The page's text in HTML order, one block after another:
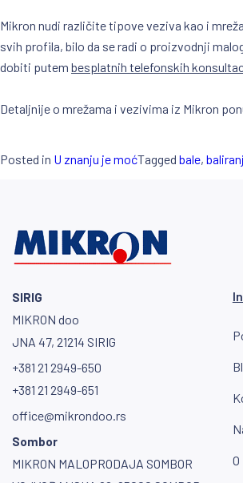
Mikron nudi različite tipove veziva kao i
svih profila, bilo da se radi o proizvodnji
dobiti putem besplatnih telefonskih
Detaljnije o mrežama i vezivima iz Mikron
Posted in U znanju je moćTagged bale,
SIRIG
MIKRON doo
JNA 47, 21214 SIRIG
+381 21 2949-650
+381 21 2949-651
office@mikrondoo.rs
Sombor
MIKRON MALOPRODAJA SOMBOR